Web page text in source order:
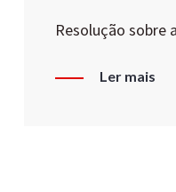
Resolução sobre
Ler mais